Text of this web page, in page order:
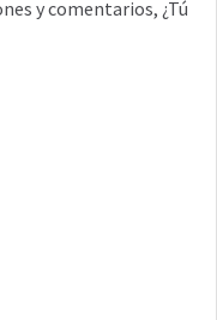
y comentarios, ¿Tú